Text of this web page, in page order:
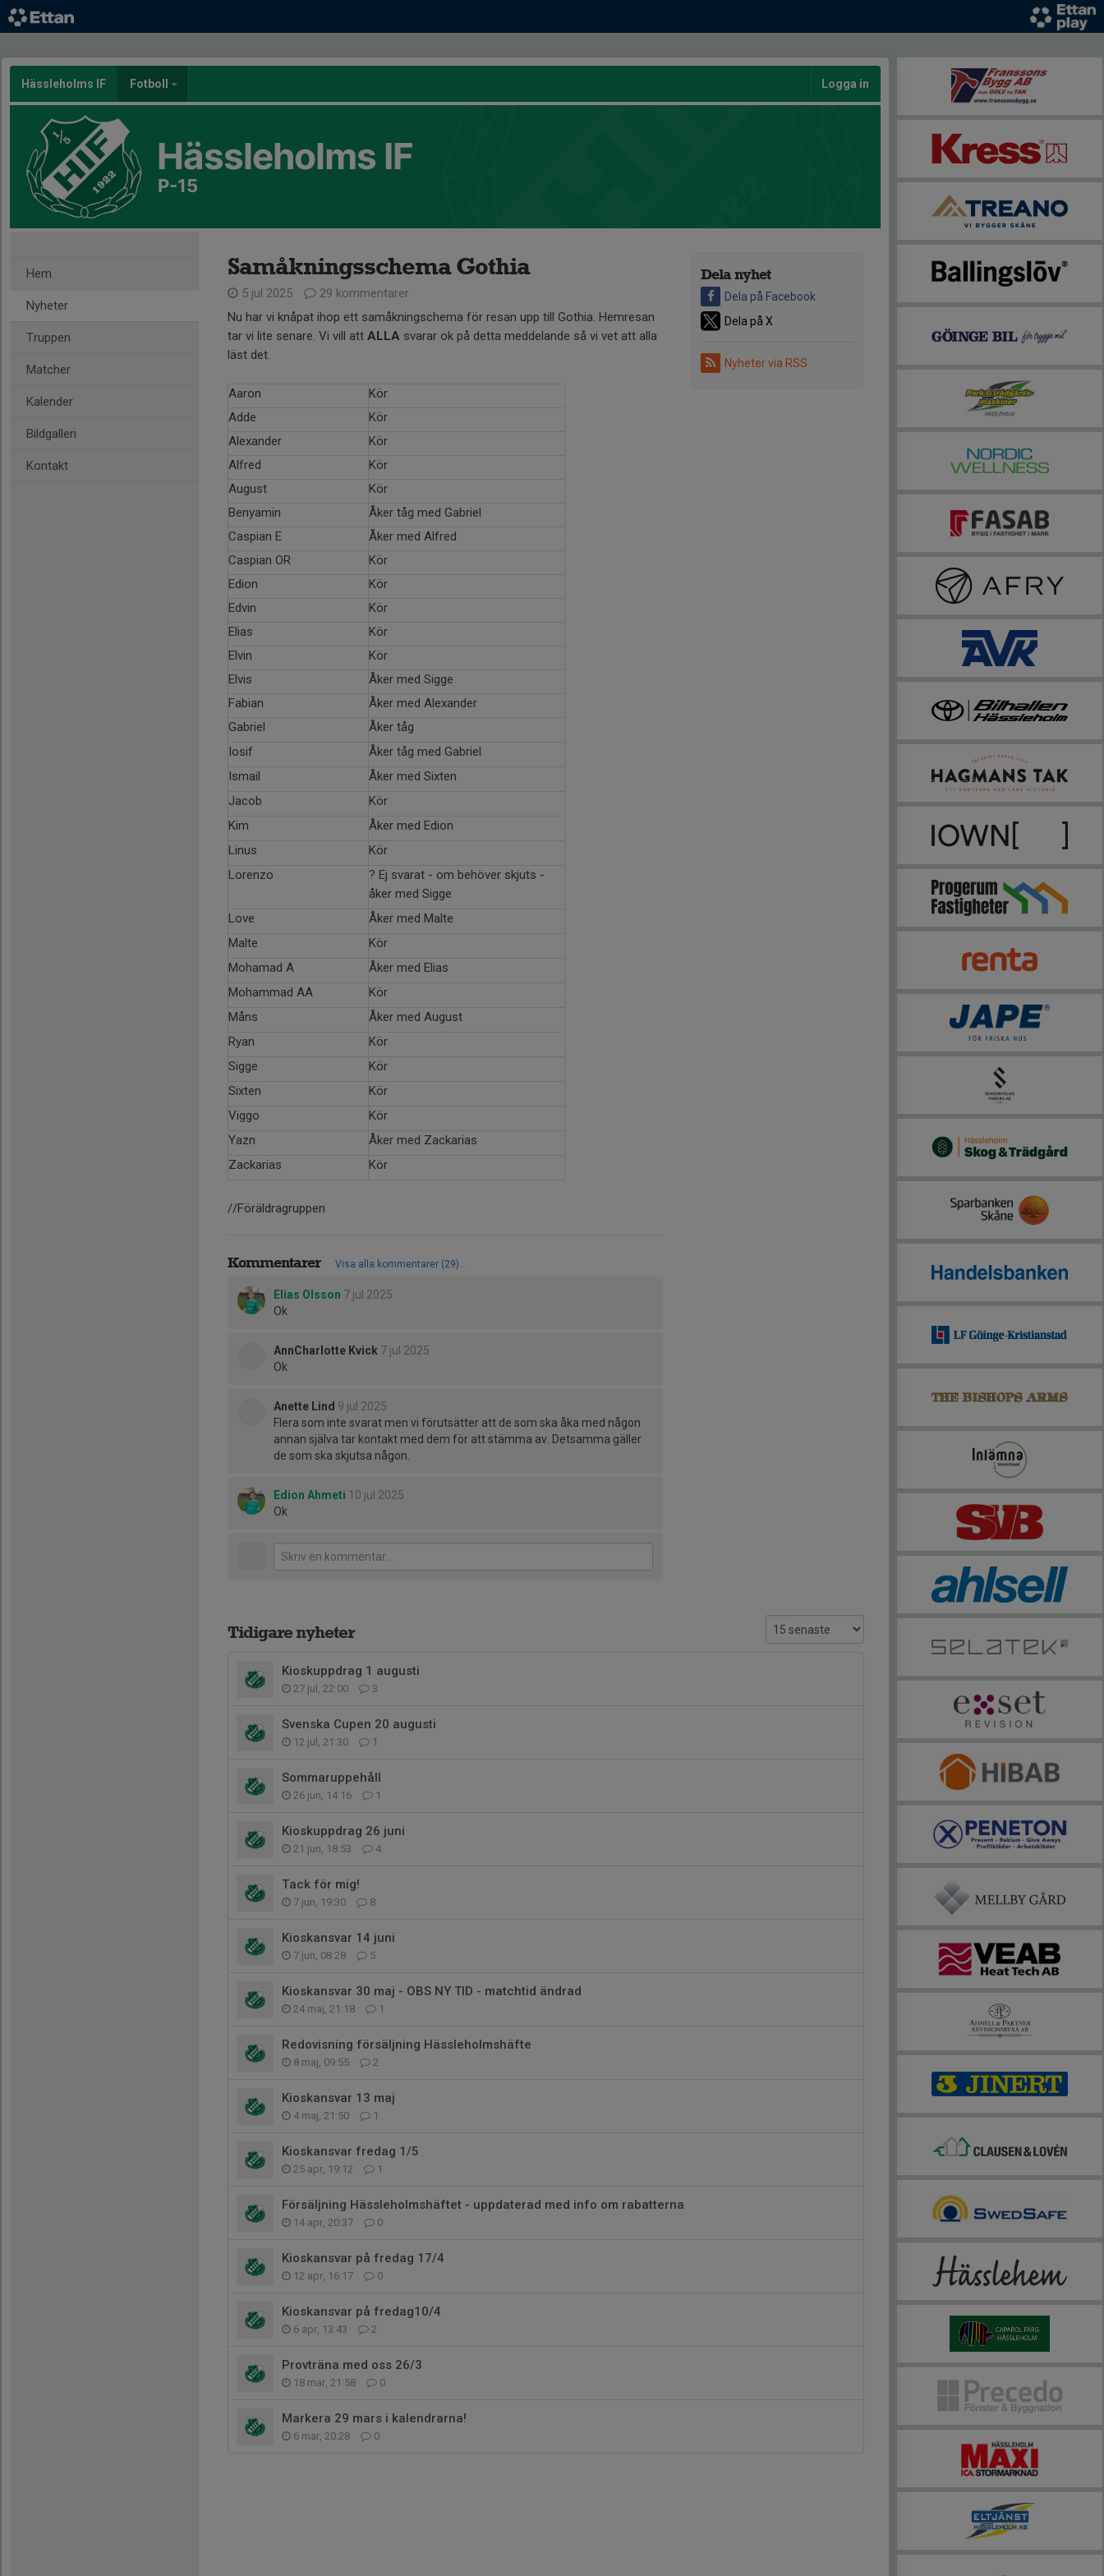
Hässleholms IF Fotboll Logga in
Hässleholms IF
P-15
Hem
Nyheter
Truppen
Matcher
Kalender
Bildgalleri
Kontakt
Dela nyhet
Dela på Facebook
Dela på X
Nyheter via RSS
Samåkningsschema Gothia
5 jul 2025
29 kommentarer
Nu har vi knåpat ihop ett samåkningschema för resan upp till Gothia. Hemresan
tar vi lite senare. Vi vill att ALLA svarar ok på detta meddelande så vi vet att alla
läst det.
Aaron
Kör
Adde
Kör
Alexander
Kör
Alfred
Kör
August
Kör
Benyamin
Åker tåg med Gabriel
Caspian E
Åker med Alfred
Caspian OR
Kör
Edion
Kör
Edvin
Kör
Elias
Kör
Elvin
Kör
Elvis
Åker med Sigge
Fabian
Åker med Alexander
Gabriel
Åker tåg
Iosif
Åker tåg med Gabriel
Ismail
Åker med Sixten
Jacob
Kör
Kim
Åker med Edion
Linus
Kör
Lorenzo
? Ej svarat - om behöver skjuts -
åker med Sigge
Love
Åker med Malte
Malte
Kör
Mohamad A
Åker med Elias
Mohammad AA
Kör
Måns
Åker med August
Ryan
Kör
Sigge
Kör
Sixten
Kör
Viggo
Kör
Yazn
Åker med Zackarias
Zackarias
Kör
//Föräldragruppen
Kommentarer Visa alla kommentarer (29)...
Elias Olsson 7 jul 2025
Ok
AnnCharlotte Kvick 7 jul 2025
Ok
Anette Lind 9 jul 2025
Flera som inte svarat men vi förutsätter att de som ska åka med någon
annan själva tar kontakt med dem för att stämma av. Detsamma gäller
de som ska skjutsa någon.
Edion Ahmeti 10 jul 2025
Ok
Tidigare nyheter
Kioskuppdrag 1 augusti
27 jul, 22:00 3
Svenska Cupen 20 augusti
12 jul, 21:30 1
Sommaruppehåll
26 jun, 14:16 1
Kioskuppdrag 26 juni
21 jun, 18:53 4
Tack för mig!
7 jun, 19:30 8
Kioskansvar 14 juni
7 jun, 08:28 5
Kioskansvar 30 maj - OBS NY TID - matchtid ändrad
24 maj, 21:18 1
Redovisning försäljning Hässleholmshäfte
8 maj, 09:55 2
Kioskansvar 13 maj
4 maj, 21:50 1
Kioskansvar fredag 1/5
25 apr, 19:12 1
Försäljning Hässleholmshäftet - uppdaterad med info om rabatterna
14 apr, 20:37 0
Kioskansvar på fredag 17/4
12 apr, 16:17 0
Kioskansvar på fredag10/4
6 apr, 13:43 2
Provträna med oss 26/3
18 mar, 21:58 0
Markera 29 mars i kalendrarna!
6 mar, 20:28 0